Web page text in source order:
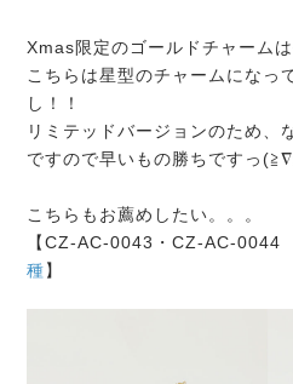
Xmas限定のゴールドチャーム
こちらは星型のチャームになっ
し！！
リミテッドバージョンのため、
ですので早いもの勝ちですっ
こちらもお薦めしたい。。。
【CZ-AC-0043・CZ-AC-0044
種】